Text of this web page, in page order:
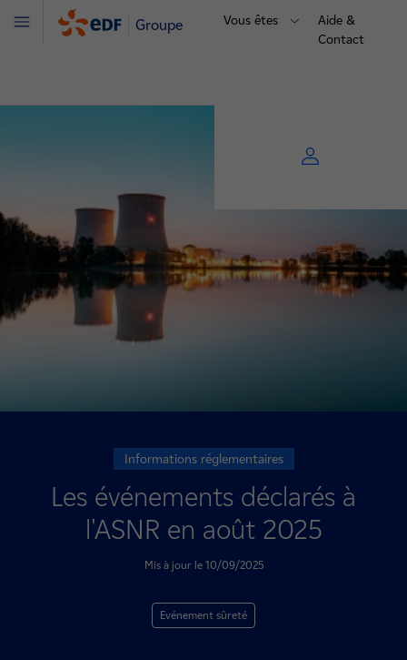
Groupe Vous êtes
Aide &
Contact
Menu
Informations réglementaires
Les événements déclarés à
l'ASNR en août 2025
Mis à jour le 10/09/2025
Evénement sûreté